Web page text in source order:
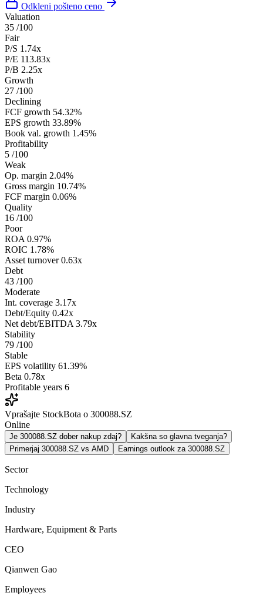
Odkleni pošteno ceno
Valuation
35 /100
Fair
P/S 1.74x
P/E 113.83x
P/B 2.25x
Growth
27 /100
Declining
FCF growth 54.32%
EPS growth 33.89%
Book val. growth 1.45%
Profitability
5 /100
Weak
Op. margin 2.04%
Gross margin 10.74%
FCF margin 0.06%
Quality
16 /100
Poor
ROA 0.97%
ROIC 1.78%
Asset turnover 0.63x
Debt
43 /100
Moderate
Int. coverage 3.17x
Debt/Equity 0.42x
Net debt/EBITDA 3.79x
Stability
79 /100
Stable
EPS volatility 61.39%
Beta 0.78x
Profitable years 6
Vprašajte StockBota o 300088.SZ
Online
Je 300088.SZ dober nakup zdaj?
Kakšna so glavna tveganja?
Primerjaj 300088.SZ vs AMD
Earnings outlook za 300088.SZ
Sector
Technology
Industry
Hardware, Equipment & Parts
CEO
Qianwen Gao
Employees